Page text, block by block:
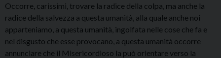
Occorre, carissimi, trovare la radice della colpa, ma anche la
radice della salvezza a questa umanità, alla quale anche noi
apparteniamo, a questa umanità, ingolfata nelle cose che fa e
nel disgusto che esse provocano, a questa umanità occorre
annunciare che il Misericordioso la può orientare verso la